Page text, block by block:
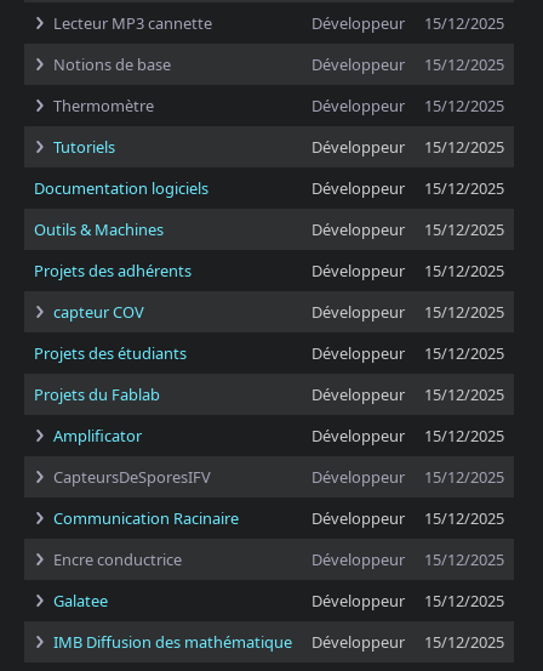
Lecteur MP3 cannette
Développeur
15/12/2025
Notions de base
Développeur
15/12/2025
Thermomètre
Développeur
15/12/2025
Tutoriels
Développeur
15/12/2025
Documentation logiciels
Développeur
15/12/2025
Outils & Machines
Développeur
15/12/2025
Projets des adhérents
Développeur
15/12/2025
capteur COV
Développeur
15/12/2025
Projets des étudiants
Développeur
15/12/2025
Projets du Fablab
Développeur
15/12/2025
Amplificator
Développeur
15/12/2025
CapteursDeSporesIFV
Développeur
15/12/2025
Communication Racinaire
Développeur
15/12/2025
Encre conductrice
Développeur
15/12/2025
Galatee
Développeur
15/12/2025
IMB Diffusion des mathématique
Développeur
15/12/2025